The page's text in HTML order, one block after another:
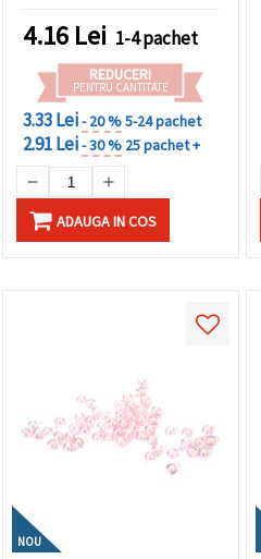
4.16 Lei 1-4 pachet
REDUCERI
PENTRU CANTITATE
3.33 Lei- 20 %5-24 pachet
2.91 Lei- 30 % 25 pachet +
ADAUGA IN COS
NOU